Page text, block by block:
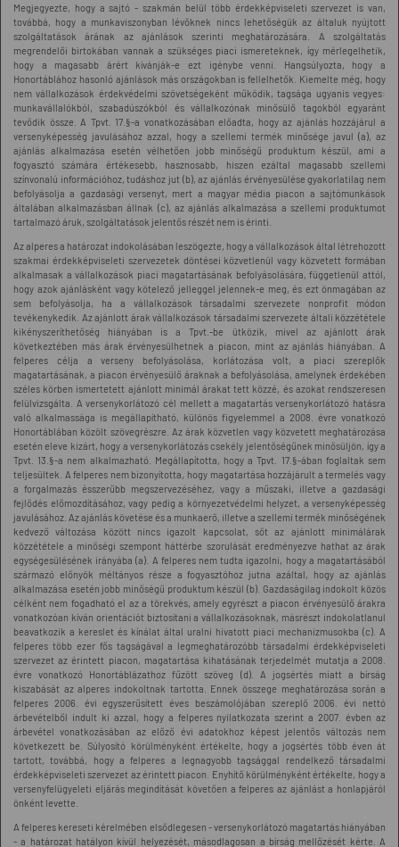
Megjegyezte, hogy a sajtó - szakmán belül több érdekképviseleti szervezet is van,
továbbá, hogy a munkaviszonyban lévőknek nincs lehetőségük az általuk nyújtott
szolgáltatások árának az ajánlások szerinti meghatározására. A szolgáltatás
megrendelői birtokában vannak a szükséges piaci ismereteknek, így mérlegelhetik,
hogy a magasabb árért kívánják-e ezt igénybe venni. Hangsúlyozta, hogy a
Honortáblához hasonló ajánlások más országokban is fellelhetők. Kiemelte még, hogy
nem vállalkozások érdekvédelmi szövetségeként működik, tagsága ugyanis vegyes:
munkavállalókból, szabadúszókból és vállalkozónak minősülő tagokból egyaránt
tevődik össze. A Tpvt. 17.§-a vonatkozásában előadta, hogy az ajánlás hozzájárul a
versenyképesség javulásához azzal, hogy a szellemi termék minősége javul (a), az
ajánlás alkalmazása esetén vélhetően jobb minőségű produktum készül, ami a
fogyasztó számára értékesebb, hasznosabb, hiszen ezáltal magasabb szellemi
színvonalú információhoz, tudáshoz jut (b), az ajánlás érvényesülése gyakorlatilag nem
befolyásolja a gazdasági versenyt, mert a magyar média piacon a sajtómunkások
általában alkalmazásban állnak (c), az ajánlás alkalmazása a szellemi produktumot
tartalmazó áruk, szolgáltatások jelentős részét nem is érinti.
Az alperes a határozat indokolásában leszögezte, hogy a vállalkozások által létrehozott
szakmai érdekképviseleti szervezetek döntései közvetlenül vagy közvetett formában
alkalmasak a vállalkozások piaci magatartásának befolyásolására, függetlenül attól,
hogy azok ajánlásként vagy kötelező jelleggel jelennek-e meg, és ezt önmagában az
sem befolyásolja, ha a vállalkozások társadalmi szervezete nonprofit módon
tevékenykedik. Az ajánlott árak vállalkozások társadalmi szervezete általi közzététele
kikényszeríthetőség hiányában is a Tpvt.-be ütközik, mivel az ajánlott árak
következtében más árak érvényesülhetnek a piacon, mint az ajánlás hiányában. A
felperes célja a verseny befolyásolása, korlátozása volt, a piaci szereplők
magatartásának, a piacon érvényesülő áraknak a befolyásolása, amelynek érdekében
széles körben ismertetett ajánlott minimál árakat tett közzé, és azokat rendszeresen
felülvizsgálta. A versenykorlátozó cél mellett a magatartás versenykorlátozó hatásra
való alkalmassága is megállapítható, különös figyelemmel a 2008. évre vonatkozó
Honortáblában közölt szövegrészre. Az árak közvetlen vagy közvetett meghatározása
esetén eleve kizárt, hogy a versenykorlátozás csekély jelentőségűnek minősüljön, így a
Tpvt. 13.§-a nem alkalmazható. Megállapította, hogy a Tpvt. 17.§-ában foglaltak sem
teljesültek. A felperes nem bizonyította, hogy magatartása hozzájárult a termelés vagy
a forgalmazás ésszerűbb megszervezéséhez, vagy a műszaki, illetve a gazdasági
fejlődés előmozdításához, vagy pedig a környezetvédelmi helyzet, a versenyképesség
javulásához. Az ajánlás követése és a munkaerő, illetve a szellemi termék minőségének
kedvező változása között nincs igazolt kapcsolat, sőt az ajánlott minimálárak
közzététele a minőségi szempont háttérbe szorulását eredményezve hathat az árak
egységesülésének irányába (a). A felperes nem tudta igazolni, hogy a magatartásából
származó előnyök méltányos része a fogyasztóhoz jutna azáltal, hogy az ajánlás
alkalmazása esetén jobb minőségű produktum készül (b). Gazdaságilag indokolt közös
célként nem fogadható el az a törekvés, amely egyrészt a piacon érvényesülő árakra
vonatkozóan kíván orientációt biztosítani a vállalkozásoknak, másrészt indokolatlanul
beavatkozik a kereslet és kínálat által uralni hivatott piaci mechanizmusokba (c). A
felperes több ezer fős tagságával a legmeghatározóbb társadalmi érdekképviseleti
szervezet az érintett piacon, magatartása kihatásának terjedelmét mutatja a 2008.
évre vonatkozó Honortáblázathoz fűzött szöveg (d). A jogsértés miatt a bírság
kiszabását az alperes indokoltnak tartotta. Ennek összege meghatározása során a
felperes 2006. évi egyszerűsített éves beszámolójában szereplő 2006. évi nettó
árbevételből indult ki azzal, hogy a felperes nyilatkozata szerint a 2007. évben az
árbevétel vonatkozásában az előző évi adatokhoz képest jelentős változás nem
következett be. Súlyosító körülményként értékelte, hogy a jogsértés több éven át
tartott, továbbá, hogy a felperes a legnagyobb tagsággal rendelkező társadalmi
érdekképviseleti szervezet az érintett piacon. Enyhítő körülményként értékelte, hogy a
versenyfelügyeleti eljárás megindítását követően a felperes az ajánlást a honlapjáról
önként levette.
A felperes kereseti kérelmében elsődlegesen - versenykorlátozó magatartás hiányában
- a határozat hatályon kívül helyezését, másodlagosan a bírság mellőzését kérte. A